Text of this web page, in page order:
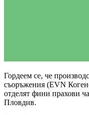
Гордеем се, че
съоръжения (EVN
отделят фини прахови
Пловдив.